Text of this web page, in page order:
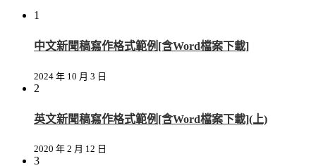
1
中文新聞稿寫作格式範例[含Word檔案下載]
2024 年 10 月 3 日
2
英文新聞稿寫作格式範例[含Word檔案下載](上)
2020 年 2 月 12 日
3